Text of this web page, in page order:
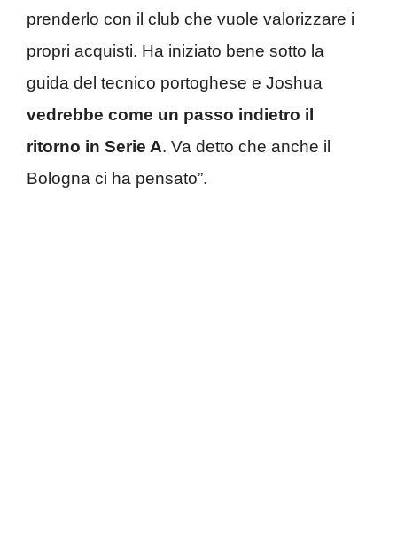
prenderlo con il club che vuole valorizzare i
propri acquisti. Ha iniziato bene sotto la
guida del tecnico portoghese e Joshua
vedrebbe come un passo indietro il
ritorno in Serie A. Va detto che anche il
Bologna ci ha pensato”.